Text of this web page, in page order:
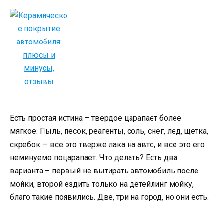
Есть простая истина – твердое царапает более
мягкое. Пыль, песок, реагенты, соль, снег, лед, щетка,
скребок — все это тверже лака на авто, и все это его
неминуемо поцарапает. Что делать? Есть два
варианта – первый не вытирать автомобиль после
мойки, второй ездить только на детейлинг мойку,
благо такие появились. Две, три на город, но они есть.